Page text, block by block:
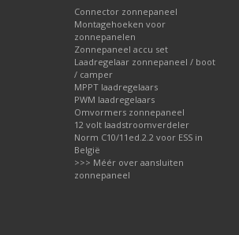
Connector zonnepaneel
Montagehoeken voor
zonnepanelen
Zonnepaneel accu set
Laadregelaar zonnepaneel / boot
/ camper
MPPT laadregelaars
PWM laadregelaars
Omvormers zonnepaneel
12 volt laadstroomverdeler
Norm C10/11ed.2.2 voor ESS in
België
>>> Méér over aansluiten
zonnepaneel